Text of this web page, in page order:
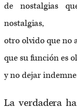
de nostalgias
nostalgias,
otro olvido que no
que su función es
y no dejar
La verdadera